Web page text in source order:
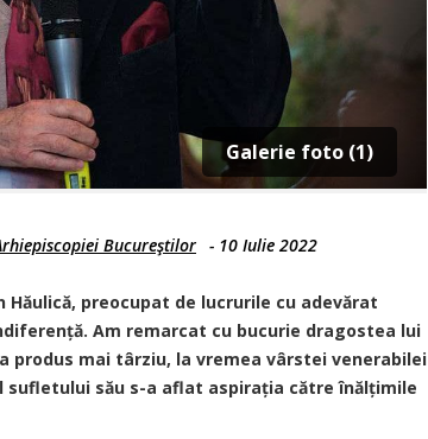
Galerie foto (1)
Bucureştilor - 10 Iulie 2022
preocupat de lucrurile cu adevărat
Am remarcat cu bucurie dragostea lui
produs mai târziu, la vre­mea vârstei venerabilei
sufletului său s-a aflat aspirația către înălțimile